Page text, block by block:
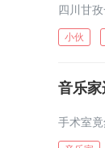
小伙
音乐